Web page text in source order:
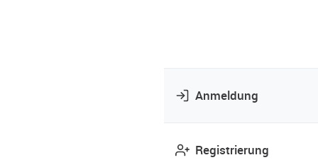
Anmeldung
Registrierung